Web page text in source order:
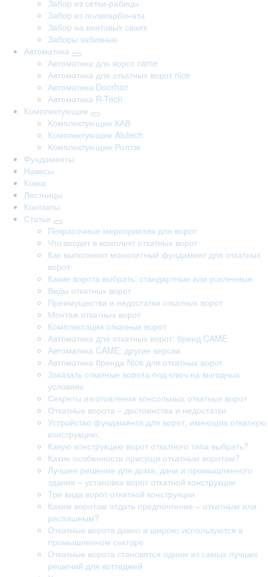
Забор из сетки-рабицы
Забор из поликарбоната
Забор на винтовых сваях
Заборы забивные
Автоматика
Автоматика для ворот came
Автоматика для откатных ворот nice
Автоматика Doorhan
Автоматика R-Tech
Комплектующие
Комплектующие КАВ
Комплектующие Alutech
Комплектующие Ролтэк
Фундаменты
Навесы
Ковка
Лестницы
Контакты
Статьи
Покрасочные мероприятия для ворот
Что входит в комплект откатных ворот
Как выполняют монолитный фундамент для откатных
ворот
Какие ворота выбрать: стандартные или усиленные
Виды откатных ворот
Преимущества и недостатки откатных ворот
Монтаж откатных ворот
Комплектация откатных ворот
Автоматика для откатных ворот: бренд CAME
Автоматика CAME: другие версии
Автоматика бренда Nice для откатных ворот
Заказать откатные ворота под ключ на выгодных
условиях
Секреты изготовления консольных откатных ворот
Откатные ворота – достоинства и недостатки
Устройство фундамента для ворот, имеющих откатную
конструкцию.
Какую конструкцию ворот откатного типа выбрать?
Какие особенности присущи откатным воротам?
Лучшее решение для дома, дачи и промышленного
здания – установка ворот откатной конструкции
Три вида ворот откатной конструкции
Каким воротам отдать предпочтение – откатным или
распашным?
Откатные ворота давно и широко используются в
промышленном секторе
Откатные ворота становятся одним из самых лучших
решений для коттеджей